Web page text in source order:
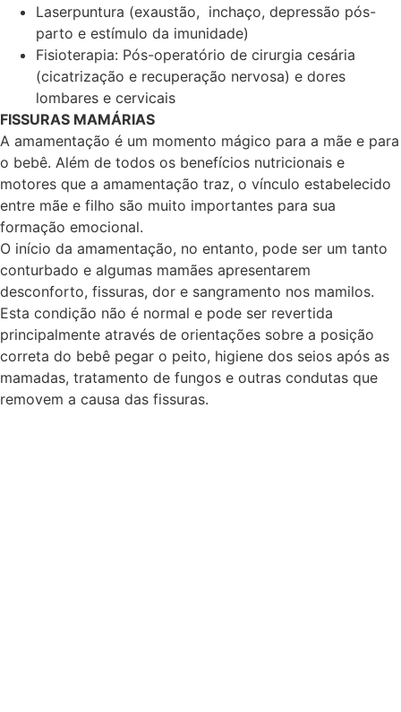
Laserpuntura (exaustão, inchaço, depressão pós-
parto e estímulo da imunidade)
Fisioterapia: Pós-operatório de cirurgia cesária
(cicatrização e recuperação nervosa) e dores
lombares e cervicais
FISSURAS MAMÁRIAS
A amamentação é um momento mágico para a mãe e para
o bebê. Além de todos os benefícios nutricionais e
motores que a amamentação traz, o vínculo estabelecido
entre mãe e filho são muito importantes para sua
formação emocional.
O início da amamentação, no entanto, pode ser um tanto
conturbado e algumas mamães apresentarem
desconforto, fissuras, dor e sangramento nos mamilos.
Esta condição não é normal e pode ser revertida
principalmente através de orientações sobre a posição
correta do bebê pegar o peito, higiene dos seios após as
mamadas, tratamento de fungos e outras condutas que
removem a causa das fissuras.